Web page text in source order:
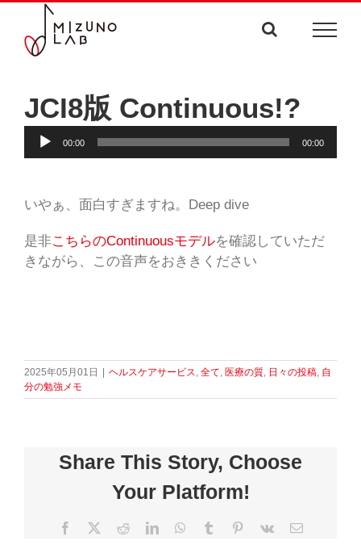
content
JCI8版 Continuous!?
声
ヤ
ー
00:00 00:00
いやぁ、面白すぎますね。Deep dive
是非こちらのContinuousモデルを確認していただ
きながら、この音声をおききください
2025年05月01日 ヘルスケアサービス, 全て, 医療の質, 日々の投稿, 自
分の勉強メモ
Share This Story, Choose
Your Platform!
Facebook RedditLinkedInWhatsApp
Tumblr Pinterest
Vk
電